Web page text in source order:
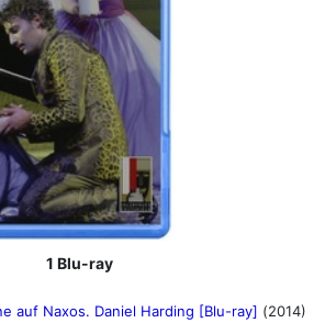
1 Blu-ray
auf Naxos. Daniel Harding [Blu-ray] (2014)